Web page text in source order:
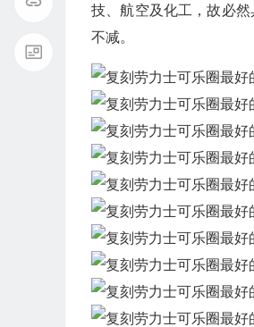
技、航空及化工，故必
不减。